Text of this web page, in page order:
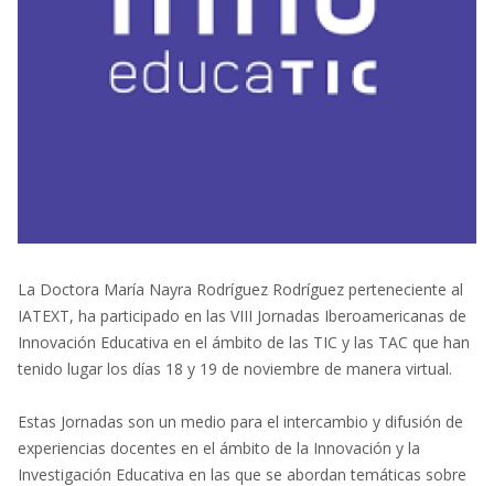
La Doctora María Nayra Rodríguez Rodríguez perteneciente al
IATEXT, ha participado en las VIII Jornadas Iberoamericanas de
Innovación Educativa en el ámbito de las TIC y las TAC que han
tenido lugar los días 18 y 19 de noviembre de manera virtual.
Estas Jornadas son un medio para el intercambio y difusión de
experiencias docentes en el ámbito de la Innovación y la
Investigación Educativa en las que se abordan temáticas sobre